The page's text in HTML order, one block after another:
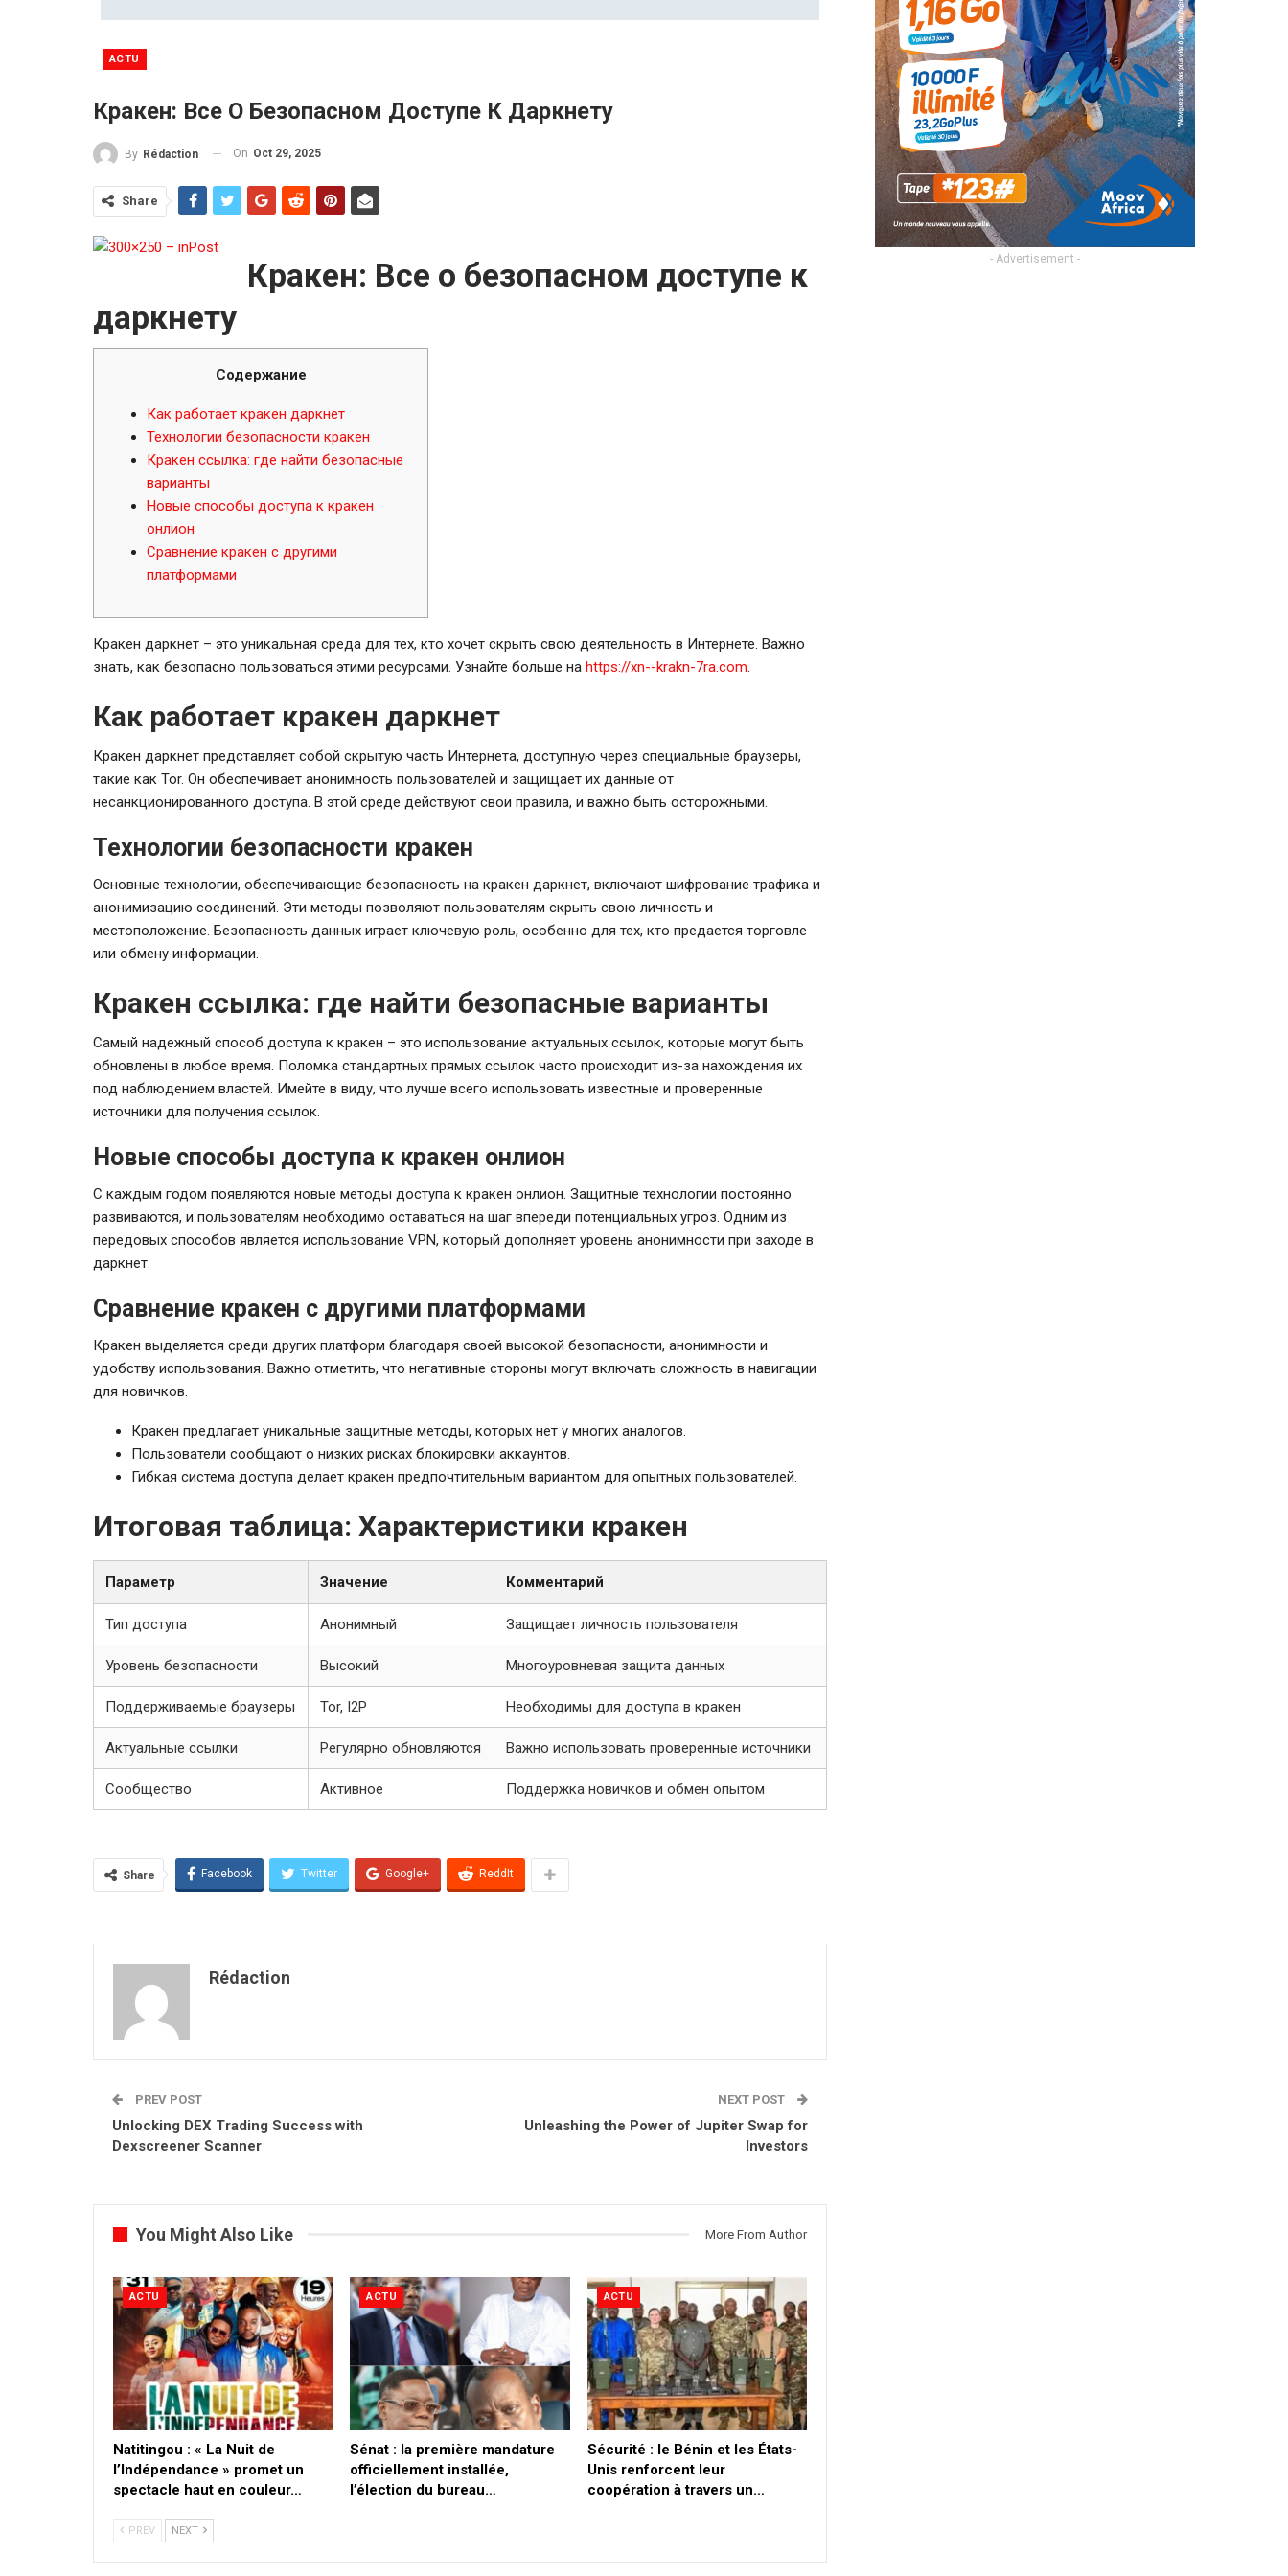
ACTU
Кракен: Все О Безопасном Доступе К Даркнету
By Rédaction On Oct 29, 2025
Share
Кракен: Все о безопасном доступе к
даркнету
Содержание
Как работает кракен даркнет
Технологии безопасности кракен
Кракен ссылка: где найти безопасные
варианты
Новые способы доступа к кракен
онлион
Сравнение кракен с другими
платформами
Кракен даркнет – это уникальная среда для тех, кто хочет скрыть свою деятельность в Интернете. Важно
знать, как безопасно пользоваться этими ресурсами. Узнайте больше на https://xn--krakn-7ra.com.
Как работает кракен даркнет
Кракен даркнет представляет собой скрытую часть Интернета, доступную через специальные браузеры,
такие как Tor. Он обеспечивает анонимность пользователей и защищает их данные от
несанкционированного доступа. В этой среде действуют свои правила, и важно быть осторожными.
Технологии безопасности кракен
Основные технологии, обеспечивающие безопасность на кракен даркнет, включают шифрование трафика и
анонимизацию соединений. Эти методы позволяют пользователям скрыть свою личность и
местоположение. Безопасность данных играет ключевую роль, особенно для тех, кто предается торговле
или обмену информации.
Кракен ссылка: где найти безопасные варианты
Самый надежный способ доступа к кракен – это использование актуальных ссылок, которые могут быть
обновлены в любое время. Поломка стандартных прямых ссылок часто происходит из-за нахождения их
под наблюдением властей. Имейте в виду, что лучше всего использовать известные и проверенные
источники для получения ссылок.
Новые способы доступа к кракен онлион
С каждым годом появляются новые методы доступа к кракен онлион. Защитные технологии постоянно
развиваются, и пользователям необходимо оставаться на шаг впереди потенциальных угроз. Одним из
передовых способов является использование VPN, который дополняет уровень анонимности при заходе в
даркнет.
Сравнение кракен с другими платформами
Кракен выделяется среди других платформ благодаря своей высокой безопасности, анонимности и
удобству использования. Важно отметить, что негативные стороны могут включать сложность в навигации
для новичков.
Кракен предлагает уникальные защитные методы, которых нет у многих аналогов.
Пользователи сообщают о низких рисках блокировки аккаунтов.
Гибкая система доступа делает кракен предпочтительным вариантом для опытных пользователей.
Итоговая таблица: Характеристики кракен
Параметр Значение Комментарий
Тип доступа Анонимный Защищает личность пользователя
Уровень безопасности Высокий Многоуровневая защита данных
Поддерживаемые браузеры Tor, I2P Необходимы для доступа в кракен
Актуальные ссылки Регулярно обновляются Важно использовать проверенные источники
Сообщество Активное Поддержка новичков и обмен опытом
Share Facebook Twitter Google+ ReddIt
Rédaction
PREV POST
Unlocking DEX Trading Success with
Dexscreener Scanner
NEXT POST
Unleashing the Power of Jupiter Swap for
Investors
You Might Also Like More From Author
ACTU
​Natitingou : « La Nuit de
l’Indépendance » promet un
spectacle haut en couleur…
ACTU
Sénat : la première mandature
officiellement installée,
l’élection du bureau…
ACTU
Sécurité : le Bénin et les États-
Unis renforcent leur
coopération à travers un…
PREV NEXT
- Advertisement -